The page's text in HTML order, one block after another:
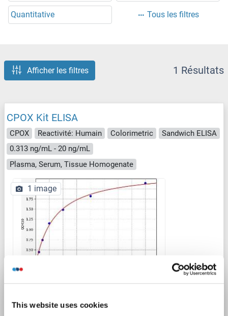
This website uses cookies
Quantitative Tous les filtres
Afficher les filtres 1 Résultats
CPOX Kit ELISA
CPOX Reactivité: Humain Colorimetric
Sandwich ELISA
0.313 ng/mL - 20 ng/mL
Plasma, Serum, Tissue Homogenate
1 image
N° du produit ABIN6966069